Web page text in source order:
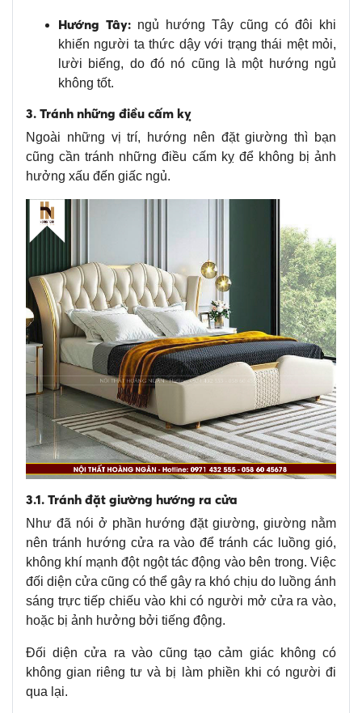
Hướng Tây: ngủ hướng Tây cũng có đôi khi
khiến người ta thức dậy với trạng thái mệt mỏi,
lười biếng, do đó nó cũng là một hướng ngủ
không tốt.
3. Tránh những điều cấm kỵ
Ngoài những vị trí, hướng nên đặt giường thì bạn
cũng cần tránh những điều cấm kỵ để không bị ảnh
hưởng xấu đến giấc ngủ.
3.1. Tránh đặt giường hướng ra cửa
Như đã nói ở phần hướng đặt giường, giường nằm
nên tránh hướng cửa ra vào để tránh các luồng gió,
không khí mạnh đột ngột tác động vào bên trong. Việc
đối diện cửa cũng có thể gây ra khó chịu do luồng ánh
sáng trực tiếp chiếu vào khi có người mở cửa ra vào,
hoặc bị ảnh hưởng bởi tiếng động.
Đối diện cửa ra vào cũng tạo cảm giác không có
không gian riêng tư và bị làm phiền khi có người đi
qua lại.